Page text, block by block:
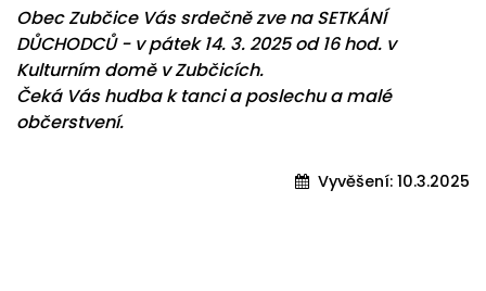
Obec Zubčice Vás srdečně zve na SETKÁNÍ
DŮCHODCŮ - v pátek 14. 3. 2025 od 16 hod. v
Kulturním domě v Zubčicích.
Čeká Vás hudba k tanci a poslechu a malé
občerstvení.
Vyvěšení: 10.3.2025